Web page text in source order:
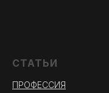
СТАТЬИ
ПРОФЕССИЯ